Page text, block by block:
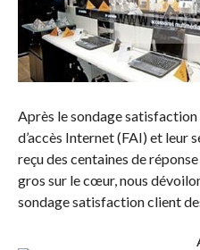
Après le sondage
d’accès Internet (FAI) et leur
reçu des centaines de
gros sur le cœur, nous
sondage satisfaction client